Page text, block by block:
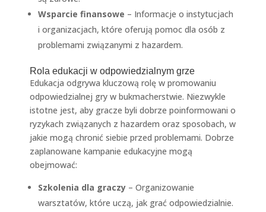
Wsparcie finansowe – Informacje o instytucjach
i organizacjach, które oferują pomoc dla osób z
problemami związanymi z hazardem.
Rola edukacji w odpowiedzialnym grze
Edukacja odgrywa kluczową rolę w promowaniu
odpowiedzialnej gry w bukmacherstwie. Niezwykle
istotne jest, aby gracze byli dobrze poinformowani o
ryzykach związanych z hazardem oraz sposobach, w
jakie mogą chronić siebie przed problemami. Dobrze
zaplanowane kampanie edukacyjne mogą
obejmować:
Szkolenia dla graczy– Organizowanie
warsztatów, które uczą, jak grać odpowiedzialnie.